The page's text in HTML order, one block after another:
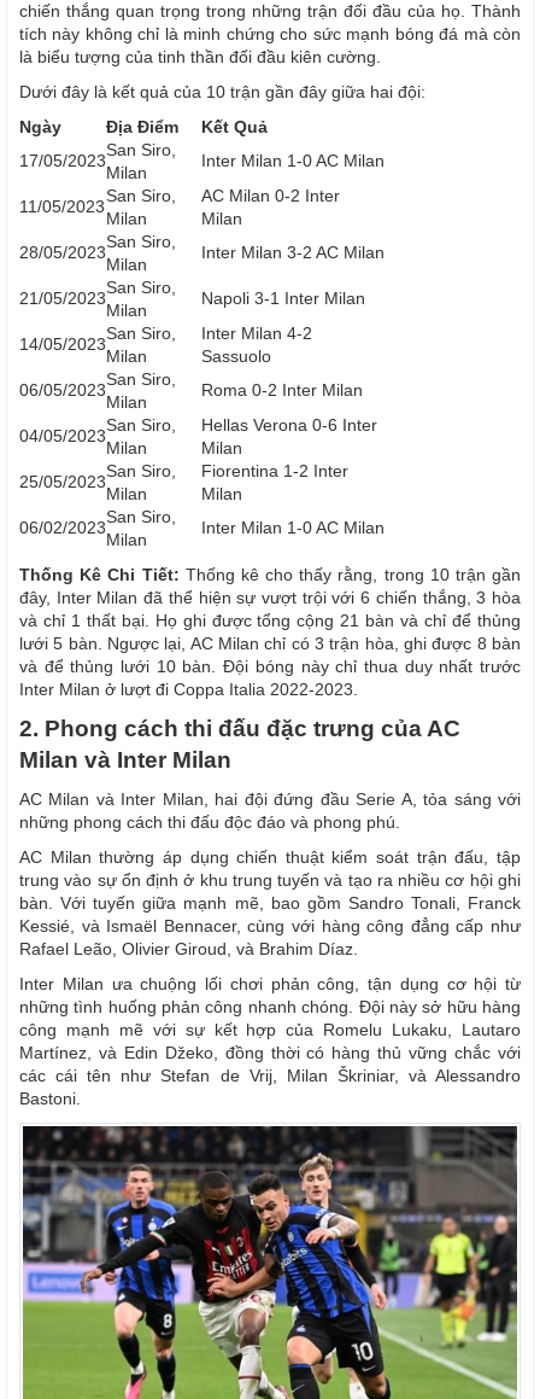
chiến thắng quan trọng trong những trận đối đầu của họ. Thành
tích này không chỉ là minh chứng cho sức mạnh bóng đá mà còn
là biểu tượng của tinh thần đối đầu kiên cường.
Dưới đây là kết quả của 10 trận gần đây giữa hai đội:
Ngày
Địa Điểm
Kết Quả
17/05/2023
San Siro,
Milan
Inter Milan 1-0 AC Milan
11/05/2023
San Siro,
Milan
AC Milan 0-2 Inter
Milan
28/05/2023
San Siro,
Milan
Inter Milan 3-2 AC Milan
21/05/2023
San Siro,
Milan
Napoli 3-1 Inter Milan
14/05/2023
San Siro,
Milan
Inter Milan 4-2
Sassuolo
06/05/2023
San Siro,
Milan
Roma 0-2 Inter Milan
04/05/2023
San Siro,
Milan
Hellas Verona 0-6 Inter
Milan
25/05/2023
San Siro,
Milan
Fiorentina 1-2 Inter
Milan
06/02/2023
San Siro,
Milan
Inter Milan 1-0 AC Milan
Thống Kê Chi Tiết: Thống kê cho thấy rằng, trong 10 trận gần
đây, Inter Milan đã thể hiện sự vượt trội với 6 chiến thắng, 3 hòa
và chỉ 1 thất bại. Họ ghi được tổng cộng 21 bàn và chỉ để thủng
lưới 5 bàn. Ngược lại, AC Milan chỉ có 3 trận hòa, ghi được 8 bàn
và để thủng lưới 10 bàn. Đội bóng này chỉ thua duy nhất trước
Inter Milan ở lượt đi Coppa Italia 2022-2023.
2. Phong cách thi đấu đặc trưng của AC
Milan và Inter Milan
AC Milan và Inter Milan, hai đội đứng đầu Serie A, tỏa sáng với
những phong cách thi đấu độc đáo và phong phú.
AC Milan thường áp dụng chiến thuật kiểm soát trận đấu, tập
trung vào sự ổn định ở khu trung tuyến và tạo ra nhiều cơ hội ghi
bàn. Với tuyến giữa mạnh mẽ, bao gồm Sandro Tonali, Franck
Kessié, và Ismaël Bennacer, cùng với hàng công đẳng cấp như
Rafael Leão, Olivier Giroud, và Brahim Díaz.
Inter Milan ưa chuộng lối chơi phản công, tận dụng cơ hội từ
những tình huống phản công nhanh chóng. Đội này sở hữu hàng
công mạnh mẽ với sự kết hợp của Romelu Lukaku, Lautaro
Martínez, và Edin Džeko, đồng thời có hàng thủ vững chắc với
các cái tên như Stefan de Vrij, Milan Škriniar, và Alessandro
Bastoni.